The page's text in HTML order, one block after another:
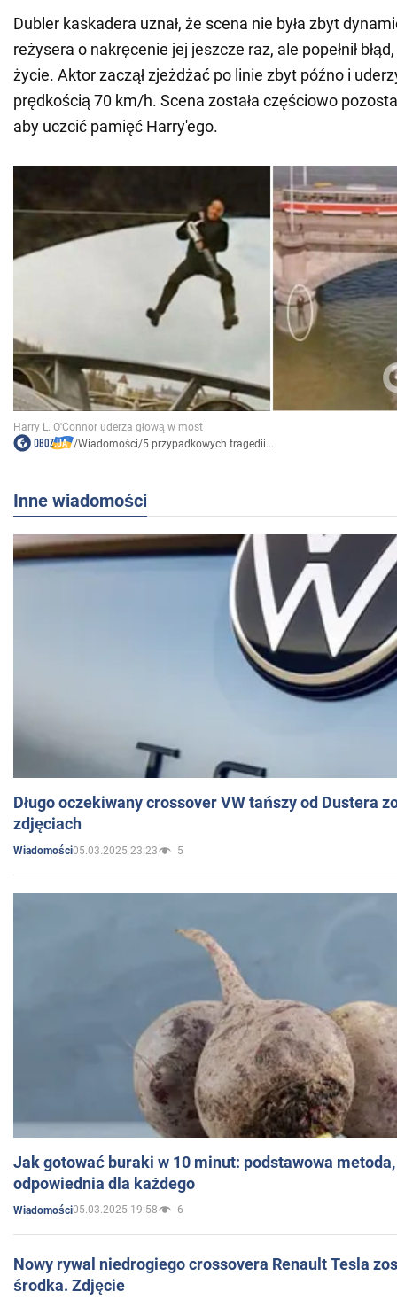
Dubler kaskadera uznał, że scena nie była zbyt
reżysera o nakręcenie jej jeszcze raz, ale popełnił
życie. Aktor zaczął zjeżdżać po linie zbyt późno i
prędkością 70 km/h. Scena została częściowo
aby uczcić pamięć Harry'ego.
/Wiadomości/5 przypadkowych tragedii...
Inne wiadomości
Długo oczekiwany crossover VW tańszy od Dustera
zdjęciach
Wiadomości05.03.2025 23:23 5
Jak gotować buraki w 10 minut: podstawowa
odpowiednia dla każdego
Wiadomości05.03.2025 19:58 6
Nowy rywal niedrogiego crossovera Renault Tesla
środka. Zdjęcie